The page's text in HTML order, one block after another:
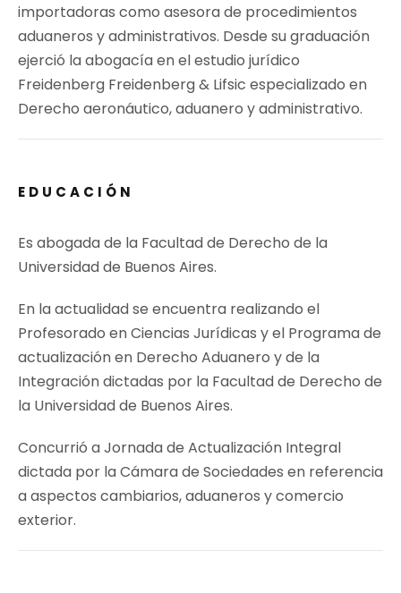
importadoras como asesora de procedimientos
aduaneros y administrativos. Desde su graduación
ejerció la abogacía en el estudio jurídico
Freidenberg Freidenberg & Lifsic especializado en
Derecho aeronáutico, aduanero y administrativo.
EDUCACIÓN
Es abogada de la Facultad de Derecho de la
Universidad de Buenos Aires.
En la actualidad se encuentra realizando el
Profesorado en Ciencias Jurídicas y el Programa de
actualización en Derecho Aduanero y de la
Integración dictadas por la Facultad de Derecho de
la Universidad de Buenos Aires.
Concurrió a Jornada de Actualización Integral
dictada por la Cámara de Sociedades en referencia
a aspectos cambiarios, aduaneros y comercio
exterior.